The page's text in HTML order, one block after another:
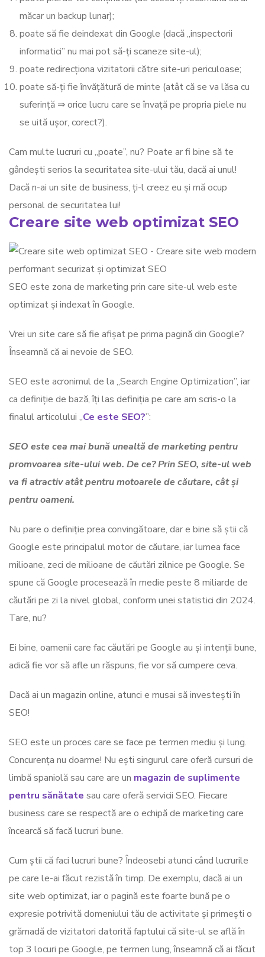
măcar un backup lunar);
poate să fie deindexat din Google (dacă „inspectorii
informatici” nu mai pot să-ți scaneze site-ul);
poate redirecționa vizitatorii către site-uri periculoase;
poate să-ți fie învățătură de minte (atât că se va lăsa cu
suferință ⇒ orice lucru care se învață pe propria piele nu
se uită ușor, corect?).
Cam multe lucruri cu „poate”, nu? Poate ar fi bine să te
gândești serios la securitatea site-ului tău, dacă ai unul!
Dacă n-ai un site de business, ți-l creez eu și mă ocup
personal de securitatea lui!
Creare site web optimizat SEO
SEO este zona de marketing prin care site-ul web este
optimizat și indexat în Google.
Vrei un site care să fie afișat pe prima pagină din Google?
Înseamnă că ai nevoie de SEO.
SEO este acronimul de la „Search Engine Optimization”, iar
ca definiție de bază, îți las definiția pe care am scris-o la
finalul articolului „Ce este SEO?”:
SEO este cea mai bună unealtă de marketing pentru
promvoarea site-ului web. De ce? Prin SEO, site-ul web
va fi atractiv atât pentru motoarele de căutare, cât și
pentru oameni.
Nu pare o definiție prea convingătoare, dar e bine să știi că
Google este principalul motor de căutare, iar lumea face
milioane, zeci de milioane de căutări zilnice pe Google. Se
spune că Google procesează în medie peste 8 miliarde de
căutări pe zi la nivel global, conform unei statistici din 2024.
Tare, nu?
Ei bine, oamenii care fac căutări pe Google au și intenții bune,
adică fie vor să afle un răspuns, fie vor să cumpere ceva.
Dacă ai un magazin online, atunci e musai să investești în
SEO!
SEO este un proces care se face pe termen mediu și lung.
Concurența nu doarme! Nu ești singurul care oferă cursuri de
limbă spaniolă sau care are un magazin de suplimente
pentru sănătate sau care oferă servicii SEO. Fiecare
business care se respectă are o echipă de marketing care
încearcă să facă lucruri bune.
Cum știi că faci lucruri bune? Îndeosebi atunci când lucrurile
pe care le-ai făcut rezistă în timp. De exemplu, dacă ai un
site web optimizat, iar o pagină este foarte bună pe o
expresie potrivită domeniului tău de activitate și primești o
grămadă de vizitatori datorită faptului că site-ul se află în
top 3 locuri pe Google, pe termen lung, înseamnă că ai făcut